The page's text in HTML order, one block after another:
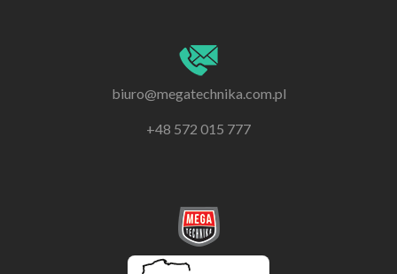
biuro@megatechnika.com.pl
+48 572 015 777